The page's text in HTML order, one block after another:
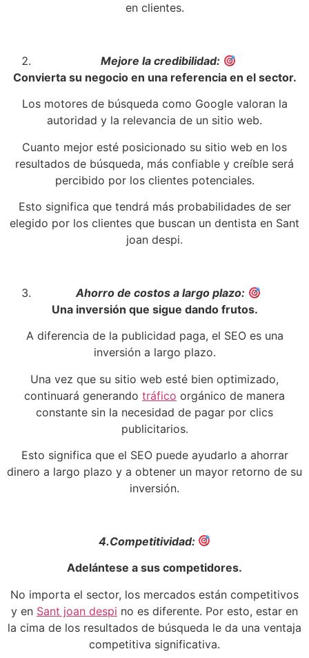
en clientes.
Mejore la credibilidad:
Convierta su negocio en una referencia en el sector.
Los motores de búsqueda como Google valoran la
autoridad y la relevancia de un sitio web.
Cuanto mejor esté posicionado su sitio web en los
resultados de búsqueda, más confiable y creíble será
percibido por los clientes potenciales.
Esto significa que tendrá más probabilidades de ser
elegido por los clientes que buscan un dentista en Sant
joan despi.
Ahorro de costos a largo plazo:
Una inversión que sigue dando frutos.
A diferencia de la publicidad paga, el SEO es una
inversión a largo plazo.
Una vez que su sitio web esté bien optimizado,
continuará generando tráfico orgánico de manera
constante sin la necesidad de pagar por clics
publicitarios.
Esto significa que el SEO puede ayudarlo a ahorrar
dinero a largo plazo y a obtener un mayor retorno de su
inversión.
4.Competitividad:
Adelántese a sus competidores.
No importa el sector, los mercados están competitivos
y en Sant joan despi no es diferente. Por esto, estar en
la cima de los resultados de búsqueda le da una ventaja
competitiva significativa.